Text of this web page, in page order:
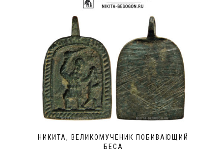
НИКИТА, ВЕЛИКОМУЧЕНИК ПОБИВАЮЩИЙ
БЕСА